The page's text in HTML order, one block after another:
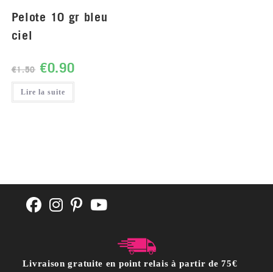
Pelote 10 gr bleu
ciel
€1.50 €0.90
Lire la suite
Livraison gratuite en point relais à partir de 75€